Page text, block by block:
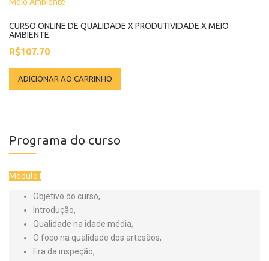
CURSO ONLINE DE QUALIDADE X PRODUTIVIDADE X MEIO
AMBIENTE
R$107.70
ADICIONAR AO CARRINHO
Programa do curso
Módulo I
Objetivo do curso,
Introdução,
Qualidade na idade média,
O foco na qualidade dos artesãos,
Era da inspeção,